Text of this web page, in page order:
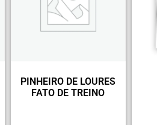
PINHEIRO DE LOURES
FATO DE TREINO